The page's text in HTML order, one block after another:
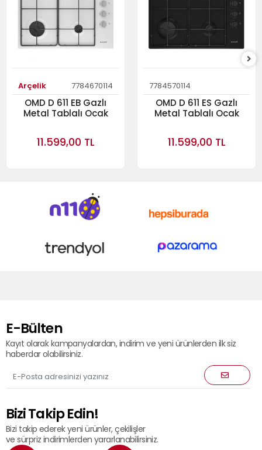
Arçelik 7784670114
OMD D 611 EB Gazlı
Metal Tablalı Ocak
11.599,00 TL
7784570114
OMD D 611 ES Gazlı
Metal Tablalı Ocak
11.599,00 TL
E-Bülten
Kayıt olarak kampanyalardan, indirim ve yeni ürünlerden ilk siz
haberdar olabilirsiniz.
Bizi Takip Edin!
Bizi takip ederek yeni ürünler, çekilişler
ve sürpriz indirimlerden yararlanabilirsiniz.